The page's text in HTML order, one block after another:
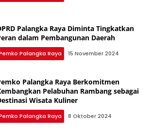
Palangka Raya Diminta Tingkatkan
dalam Pembangunan Daerah
Palangka Raya 15 November 2024
Palangka Raya Berkomitmen
Pelabuhan Rambang sebagai
Wisata Kuliner
Palangka Raya 8 Oktober 2024